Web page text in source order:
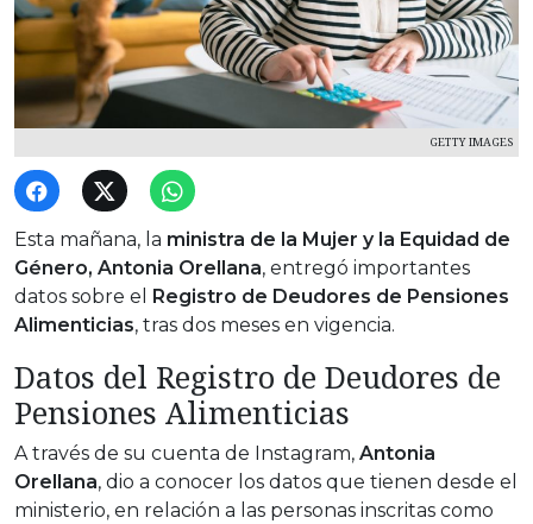
GETTY IMAGES
Esta mañana, la ministra de la Mujer y la Equidad de
Género, Antonia Orellana, entregó importantes
datos sobre el
Registro de Deudores de Pensiones
Alimenticias, tras dos meses en vigencia.
Datos del Registro de Deudores de
Pensiones Alimenticias
A través de su cuenta de Instagram, Antonia
Orellana, dio a conocer los datos que tienen desde el
ministerio, en relación a las personas inscritas como